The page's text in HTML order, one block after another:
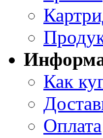
Как
Оплата